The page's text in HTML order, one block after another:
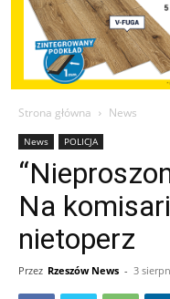
Strona główna News
News POLICJA
Na
nietoperz
Przez Rzeszów News - 3